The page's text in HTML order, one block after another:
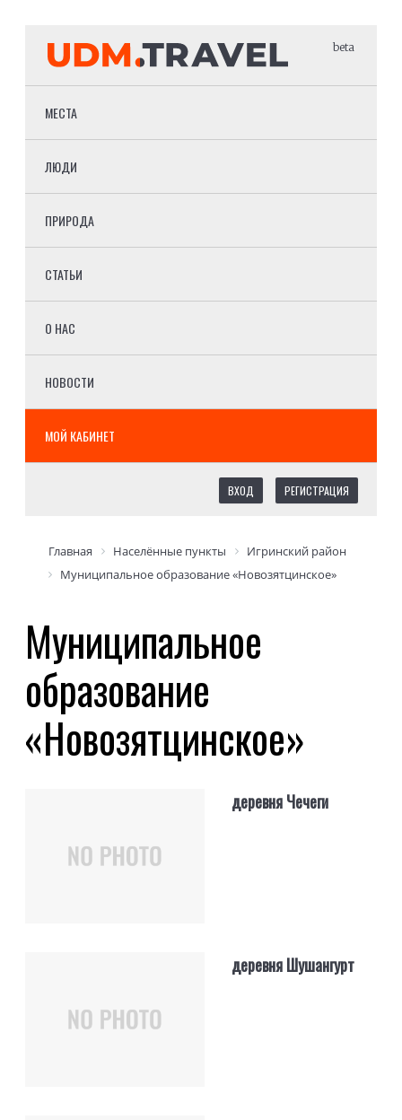
beta
МЕСТА
ЛЮДИ
ПРИРОДА
СТАТЬИ
О НАС
НОВОСТИ
МОЙ КАБИНЕТ
ВХОД РЕГИСТРАЦИЯ
Главная Населённые пункты
Игринский район
Муниципальное образование «Новозятцинское»
Муниципальное
образование
«Новозятцинское»
деревня Чечеги
деревня Шушангурт